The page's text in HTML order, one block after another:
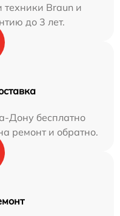
техники Braun и
до 3 лет.
Дону бесплатно
ремонт и обратно.